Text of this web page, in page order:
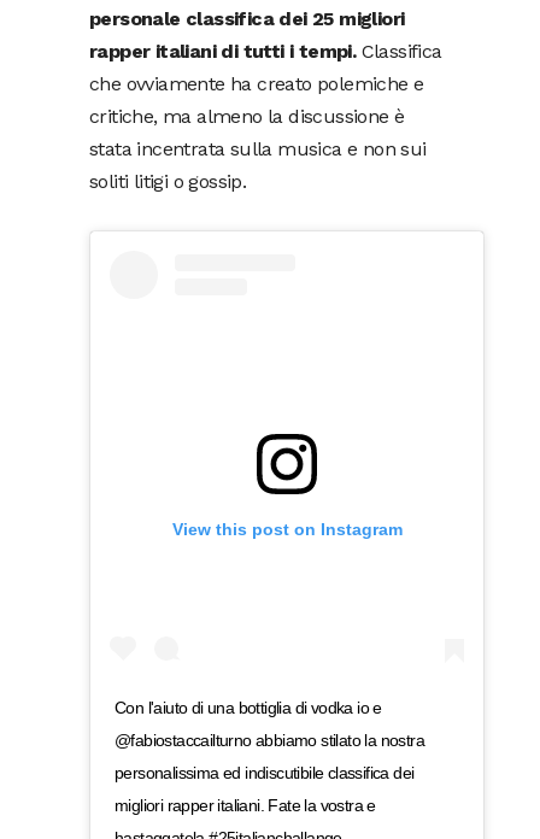
personale classifica dei 25 migliori
rapper italiani di tutti i tempi. Classifica
che ovviamente ha creato polemiche e
critiche, ma almeno la discussione è
stata incentrata sulla musica e non sui
soliti litigi o gossip.
View this post on Instagram
Con l'aiuto di una bottiglia di vodka io e
@fabiostaccailturno abbiamo stilato la nostra
personalissima ed indiscutibile classifica dei
migliori rapper italiani. Fate la vostra e